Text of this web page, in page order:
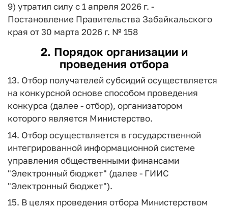
9) утратил силу с 1 апреля 2026 г. -
Постановление Правительства Забайкальского
края от 30 марта 2026 г. № 158
2. Порядок организации и
проведения отбора
13. Отбор получателей субсидий осуществляется
на конкурсной основе способом проведения
конкурса (далее - отбор), организатором
которого является Министерство.
14. Отбор осуществляется в государственной
интегрированной информационной системе
управления общественными финансами
"Электронный бюджет" (далее - ГИИС
"Электронный бюджет").
15. В целях проведения отбора Министерством